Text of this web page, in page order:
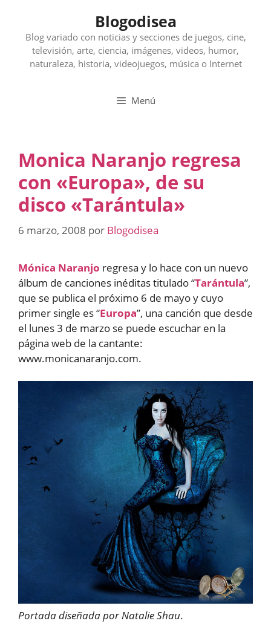
contenido
Blogodisea
Blog variado con noticias y secciones de juegos, cine,
televisión, arte, ciencia, imágenes, videos, humor,
naturaleza, historia, videojuegos, música o Internet
Menú
Monica Naranjo regresa
con «Europa», de su
disco «Tarántula»
6 marzo, 2008 por Blogodisea
Mónica Naranjo regresa y lo hace con un nuevo
álbum de canciones inéditas titulado “Tarántula”,
que se publica el próximo 6 de mayo y cuyo
primer single es “Europa”, una canción que desde
el lunes 3 de marzo se puede escuchar en la
página web de la cantante:
www.monicanaranjo.com.
Portada diseñada por Natalie Shau.